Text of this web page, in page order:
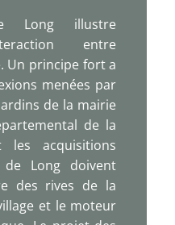
Long illustre
entre
Un principe fort a
menées par
de la mairie
de la
les acquisitions
de Long doivent
des rives de la
et le moteur